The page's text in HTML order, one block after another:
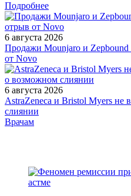
Подробнее
6 августа 2026
Продажи Mounjaro и
от Novo
6 августа 2026
AstraZeneca и Bristol Myers не
слиянии
/measures/Vebinar-Zud-v-
Врачам